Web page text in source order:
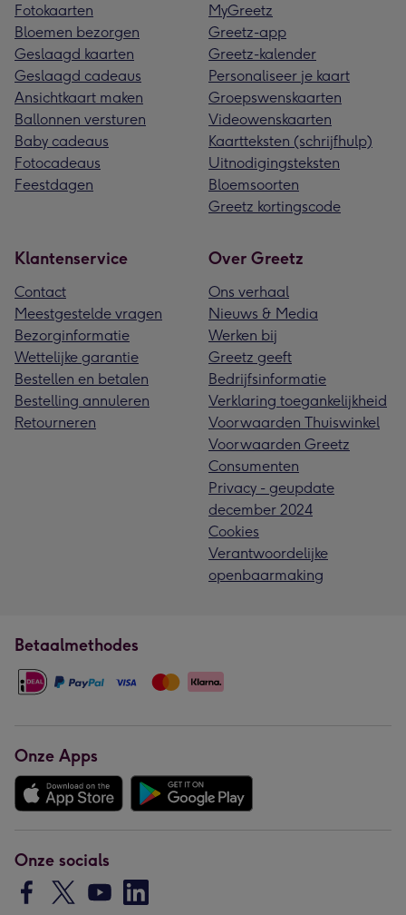
Fotokaarten
Bloemen bezorgen
Geslaagd kaarten
Geslaagd cadeaus
Ansichtkaart maken
Ballonnen versturen
Baby cadeaus
Fotocadeaus
Feestdagen
MyGreetz
Greetz-app
Greetz-kalender
Personaliseer je kaart
Groepswenskaarten
Videowenskaarten
Kaartteksten (schrijfhulp)
Uitnodigingsteksten
Bloemsoorten
Greetz kortingscode
Klantenservice
Contact
Meestgestelde vragen
Bezorginformatie
Wettelijke garantie
Bestellen en betalen
Bestelling annuleren
Retourneren
Over Greetz
Ons verhaal
Nieuws & Media
Werken bij
Greetz geeft
Bedrijfsinformatie
Verklaring toegankelijkheid
Voorwaarden Thuiswinkel
Voorwaarden Greetz
Consumenten
Privacy - geupdate
december 2024
Cookies
Verantwoordelijke
openbaarmaking
Betaalmethodes
Onze Apps
Onze socials